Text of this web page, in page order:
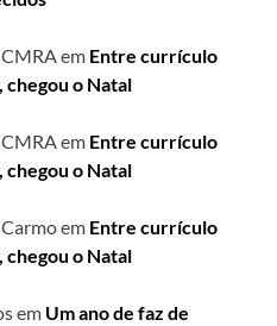
CMRAem Entre currículo
chegou o Natal
CMRAem Entre currículo
chegou o Natal
em Entre currículo
chegou o Natal
em Um ano de faz de